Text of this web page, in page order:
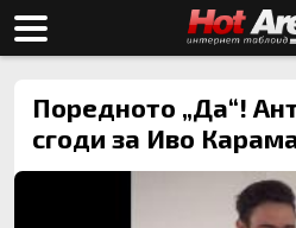
Поредното „Да“!
сгоди за Иво